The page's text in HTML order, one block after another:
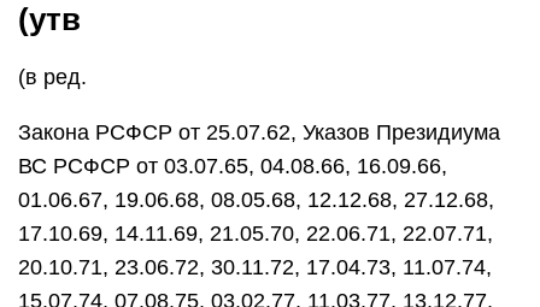
(утв
(в ред.
Закона РСФСР от 25.07.62, Указов Президиума
ВС РСФСР от 03.07.65, 04.08.66, 16.09.66,
01.06.67, 19.06.68, 08.05.68, 12.12.68, 27.12.68,
17.10.69, 14.11.69, 21.05.70, 22.06.71, 22.07.71,
20.10.71, 23.06.72, 30.11.72, 17.04.73, 11.07.74,
15.07.74, 07.08.75, 03.02.77, 11.03.77, 13.12.77,